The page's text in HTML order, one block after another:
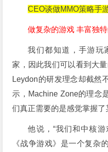
CEO谈做MMO策略手
做复杂的游戏 丰富独
我们都知道，手游玩
家，因此我们可以看到大
Leydon的研发理念却截然
示，Machine Zone的理念
们真正需要的是感觉掌握了
他说，“我们和中核
《战争游戏》是一个复杂